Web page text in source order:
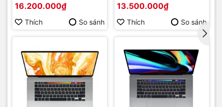
Đáp ứng tốt nhu cầu chụp ảnh - quay phim
Để hỗ trợ cho việc sản xuất nội dung tốt hơn nhờ gộp cả hai
quá trình quay và dựng trên cùng một thiết bị cho nên Apple
cũng khá chú trọng đến camera của iPad Pro M2, minh
chứng cho điều này là hãng có trang bị bộ đôi camera trong
đó cảm biến chính sẽ có độ phân giải 12 MP và phụ 10 MP.
16.200.000₫
Thích So sánh
13.500.000₫
Thích So sánh